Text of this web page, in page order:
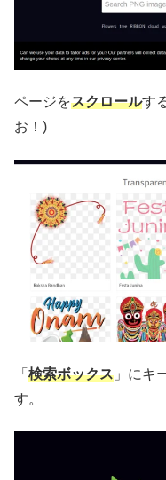
ページをスクロールす
お！)
「 検索ボックス 」にキ
す。